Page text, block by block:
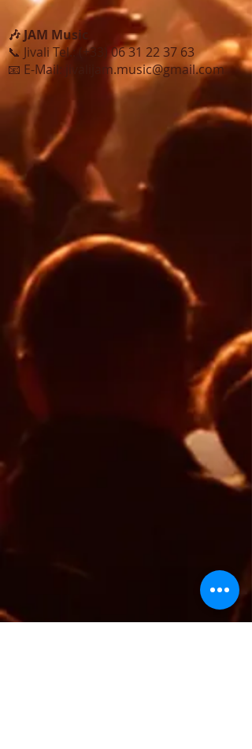
🎶 JAM Music
📞 Jivali Tel.: (+33)06 31 22 37 63
📧 E-Mail:
jivalijam.music@gmail.com